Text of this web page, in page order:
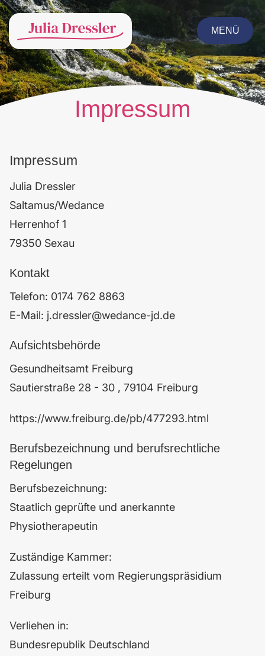
MENÜ
CLOSE
Impressum
Impressum
Julia Dressler
Saltamus/Wedance
Herrenhof 1
79350 Sexau
Kontakt
Telefon: 0174 762 8863
E-Mail: j.dressler@wedance-jd.de
Aufsichtsbehörde
Gesundheitsamt Freiburg
Sautierstraße 28 - 30 , 79104 Freiburg
https://www.freiburg.de/pb/477293.html
Berufsbezeichnung und berufsrechtliche
Regelungen
Berufsbezeichnung:
Staatlich geprüfte und anerkannte
Physiotherapeutin
Zuständige Kammer:
Zulassung erteilt vom Regierungspräsidium
Freiburg
Verliehen in:
Bundesrepublik Deutschland